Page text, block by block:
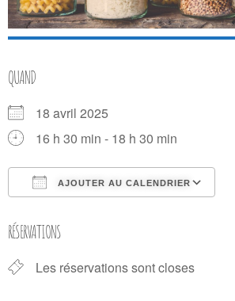
QUAND
18 avril 2025
16 h 30 min - 18 h 30 min
AJOUTER AU CALENDRIER
RÉSERVATIONS
Les réservations sont closes